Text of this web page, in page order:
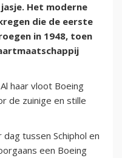
Het moderne
die de eerste
in 1948, toen
haar vloot Boeing
de zuinige en stille
tussen Schiphol en
een Boeing